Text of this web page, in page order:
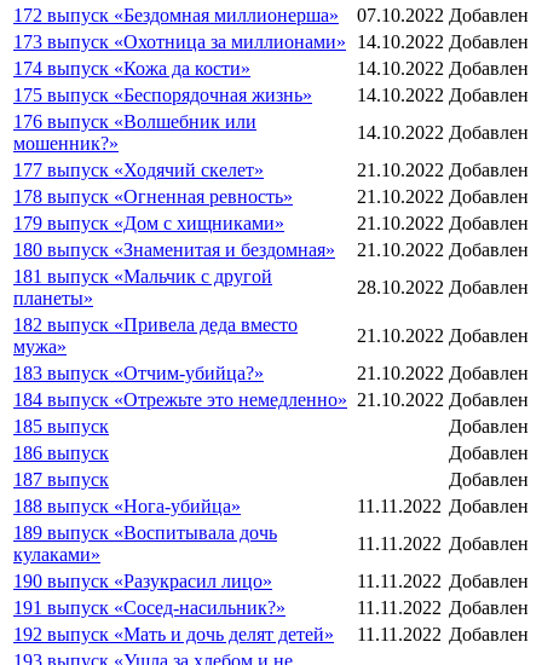
172 выпуск «Бездомная миллионерша»
07.10.2022 Добавлен
173 выпуск «Охотница за миллионами»
14.10.2022 Добавлен
174 выпуск «Кожа да кости»
14.10.2022 Добавлен
175 выпуск «Беспорядочная жизнь»
14.10.2022 Добавлен
176 выпуск «Волшебник или
мошенник?»
14.10.2022 Добавлен
177 выпуск «Ходячий скелет»
21.10.2022 Добавлен
178 выпуск «Огненная ревность»
21.10.2022 Добавлен
179 выпуск «Дом с хищниками»
21.10.2022 Добавлен
180 выпуск «Знаменитая и бездомная»
21.10.2022 Добавлен
181 выпуск «Мальчик с другой
планеты»
28.10.2022 Добавлен
182 выпуск «Привела деда вместо
мужа»
21.10.2022 Добавлен
183 выпуск «Отчим-убийца?»
21.10.2022 Добавлен
184 выпуск «Отрежьте это немедленно» 21.10.2022 Добавлен
185 выпуск
Добавлен
186 выпуск
Добавлен
187 выпуск
Добавлен
188 выпуск «Нога-убийца»
11.11.2022 Добавлен
189 выпуск «Воспитывала дочь
кулаками»
11.11.2022 Добавлен
190 выпуск «Разукрасил лицо»
11.11.2022 Добавлен
191 выпуск «Сосед-насильник?»
11.11.2022 Добавлен
192 выпуск «Мать и дочь делят детей»
11.11.2022 Добавлен
193 выпуск «Ушла за хлебом и не